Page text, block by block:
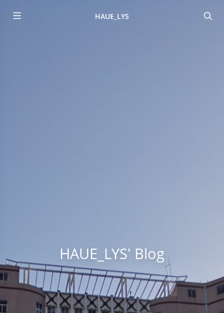
HAUE_LYS
HAUE_LYS' Blog